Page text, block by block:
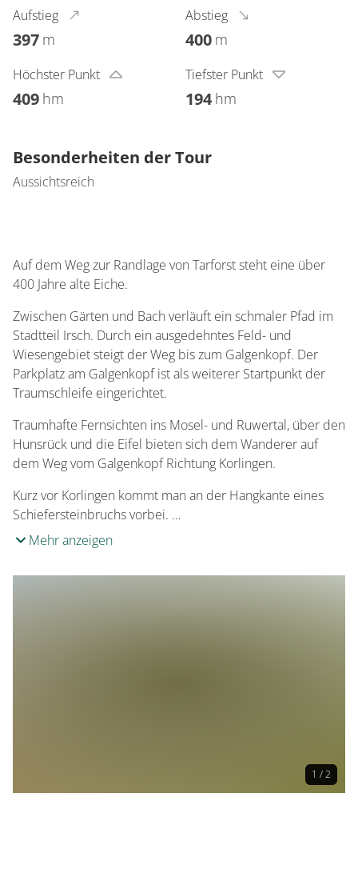
Aufstieg
397 m
Abstieg
400 m
Höchster Punkt
409 hm
Tiefster Punkt
194 hm
Besonderheiten der Tour
Aussichtsreich
Auf dem Weg zur Randlage von Tarforst steht eine über
400 Jahre alte Eiche.
Zwischen Gärten und Bach verläuft ein schmaler Pfad im
Stadtteil Irsch. Durch ein ausgedehntes Feld- und
Wiesengebiet steigt der Weg bis zum Galgenkopf. Der
Parkplatz am Galgenkopf ist als weiterer Startpunkt der
Traumschleife eingerichtet.
Traumhafte Fernsichten ins Mosel- und Ruwertal, über den
Hunsrück und die Eifel bieten sich dem Wanderer auf
dem Weg vom Galgenkopf Richtung Korlingen.
Kurz vor Korlingen kommt man an der Hangkante eines
Schiefersteinbruchs vorbei. …
Mehr anzeigen
1 / 2